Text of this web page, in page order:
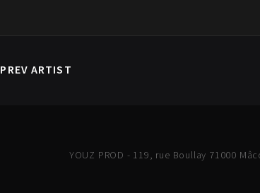
PREV ARTIST
YOUZ PROD - 119, rue Boullay 71000